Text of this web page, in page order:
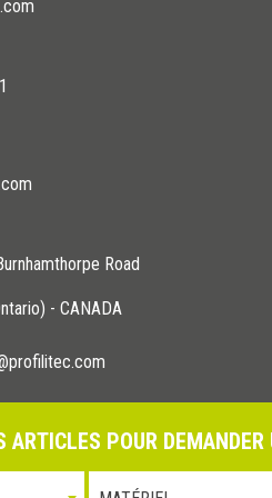
ARTICLES POUR DEMANDER
Road
- CANADA